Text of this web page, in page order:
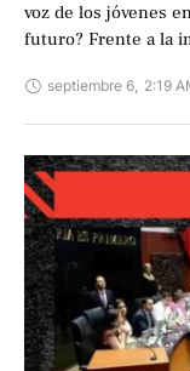
voz de los jóvenes
futuro? Frente a la
septiembre 6, 2:19